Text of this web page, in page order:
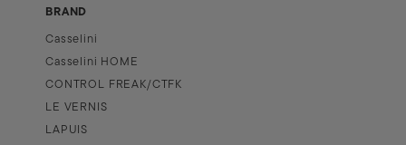
BRAND
Casselini
Casselini HOME
CONTROL FREAK/CTFK
LE VERNIS
LAPUIS